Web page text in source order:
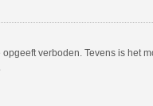
verboden. Tevens is